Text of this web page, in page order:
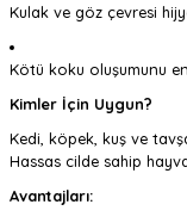
Kulak ve göz çevresi
Kötü koku oluşumunu
Kimler İçin Uygun?
Kedi, köpek, kuş ve
Hassas cilde sahip
Avantajları: